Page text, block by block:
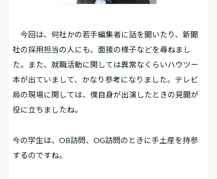
今回は、何社かの若手編集者に話を聞いたり、新聞
社の採用担当の人にも、面接の様子などを尋ねまし
た。また、就職活動に関しては異常なくらいハウツー
本が出ていまして、かなり参考になりました。テレビ
局の現場に関しては、僕自身が出演したときの見聞が
役に立ちましたね。
――今の学生は、OB訪問、OG訪問のときに手土産を持参
するのですね。